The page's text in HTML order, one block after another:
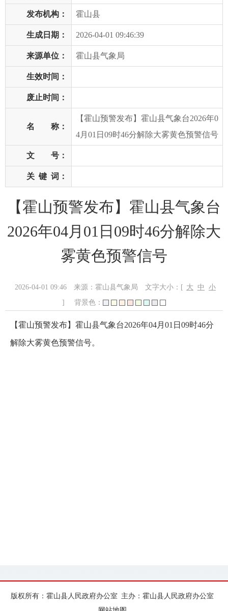
发布机构： 霍山县
生成日期： 2026-04-01 09:46:39
来源单位： 霍山县气象局
生效时间：
废止时间：
名 称：
【霍山预警发布】霍山县气象台2026年0
4月01日09时46分解除大雾黄色预警信号
文 号：
关 键 词：
【霍山预警发布】霍山县气象台
2026年04月01日09时46分解除大
雾黄色预警信号
2026-04-01 09:46 来源：霍山县气象局 文字大小：[ 大 中
小
]
背景色：
【霍山预警发布】霍山县气象台2026年04月01日09时46分
解除大雾黄色预警信号。
版权所有：霍山县人民政府办公室 主办：霍山县人民政府办公室